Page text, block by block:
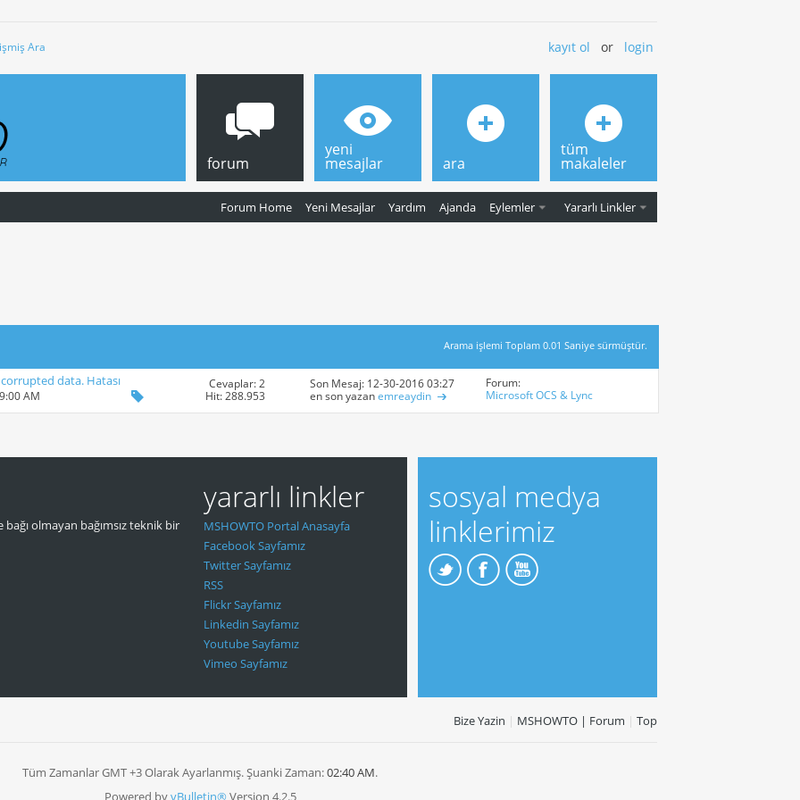
Ara kayıt ol or login
forum
Forum Home Yeni Mesajlar Yardım Ajanda Eylemler Yararlı Linkler
yeni
mesajlar ara
tüm
makaleler
Arama işlemi Toplam 0.01 Saniye sürmüştür.
data. Hatası
AM
Cevaplar: 2
Hit: 288.953
Son Mesaj: 12-30-201603:27 PM
en son yazanemreaydin
Forum:
Microsoft OCS & Lync
olmayan bağımsız teknik bir
yararlı linkler
MSHOWTO Portal Anasayfa
Facebook Sayfamız
Twitter Sayfamız
RSS
Flickr Sayfamız
Linkedin Sayfamız
Youtube Sayfamız
Vimeo Sayfamız
sosyal medya
linklerimiz
Bize Yazin | MSHOWTO | Forum | Top
Tüm Zamanlar GMT +3 Olarak Ayarlanmış. Şuanki Zaman:02:40 AM.
Powered byvBulletin®Version 4.2.5